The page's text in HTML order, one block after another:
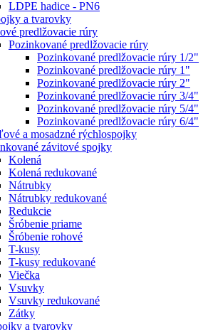
LDPE hadice - PN6
a tvarovky
predlžovacie rúry
Pozinkované predlžovacie rúry
Pozinkované predlžovacie rúry 1/2"
Pozinkované predlžovacie rúry 1"
Pozinkované predlžovacie rúry 2"
Pozinkované predlžovacie rúry 3/4"
Pozinkované predlžovacie rúry 5/4"
Pozinkované predlžovacie rúry 6/4"
a mosadzné rýchlospojky
závitové spojky
Kolená
Kolená redukované
Nátrubky
Nátrubky redukované
Redukcie
Šróbenie priame
Šróbenie rohové
T-kusy
T-kusy redukované
Viečka
Vsuvky
Vsuvky redukované
Zátky
a tvarovky